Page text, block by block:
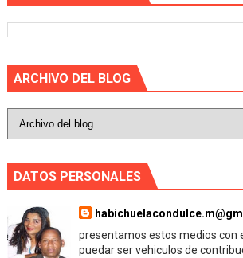
ARCHIVO DEL BLOG
DATOS PERSONALES
presentamos estos medios con
puedar ser vehiculos de